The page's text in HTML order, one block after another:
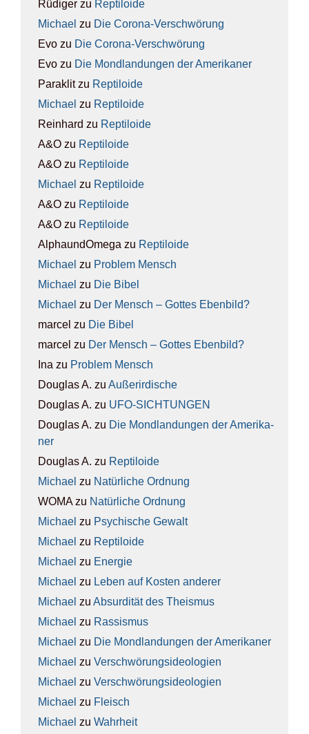
Rüdiger zu Rep­ti­lo­ide
Michael zu Die Coro­na-Ver­schwö­rung
Evo zu Die Coro­na-Ver­schwö­rung
Evo zu Die Mond­lan­dun­gen der Ame­ri­ka­ner
Paraklitzu Rep­ti­lo­ide
Michael zu Rep­ti­lo­ide
Reinhard zu Rep­ti­lo­ide
A&O zu Rep­ti­lo­ide
A&O zu Rep­ti­lo­ide
Michael zu Rep­ti­lo­ide
A&O zu Rep­ti­lo­ide
A&O zu Rep­ti­lo­ide
AlphaundOmega zu Rep­ti­lo­ide
Michael zu Pro­blem Mensch
Michael zu Die Bibel
Michael zu Der Mensch – Got­tes Eben­bild?
marcel zu Die Bibel
marcel zu Der Mensch – Got­tes Eben­bild?
Ina zu Pro­blem Mensch
Douglas A. zu Außer­ir­di­sche
Douglas A. zu UFO-SICH­TUN­GEN
Douglas A. zu Die Mond­lan­dun­gen der Ame­ri­ka­
ner
Douglas A. zu Rep­ti­lo­ide
Michael zu Natür­li­che Ord­nung
WOMAzu Natür­li­che Ord­nung
Michael zu Psy­chi­sche Gewalt
Michael zu Rep­ti­lo­ide
Michael zu Ener­gie
Michael zu Leben auf Kos­ten ande­rer
Michael zu Absur­di­tät des The­is­mus
Michael zu Ras­sis­mus
Michael zu Die Mond­lan­dun­gen der Ame­ri­ka­ner
Michael zu Ver­schwö­rungs­ideo­lo­gien
Michael zu Ver­schwö­rungs­ideo­lo­gien
Michael zu Fleisch
Michael zu Wahr­heit